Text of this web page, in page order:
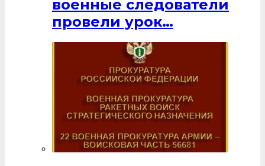
военные следователи
провели урок…